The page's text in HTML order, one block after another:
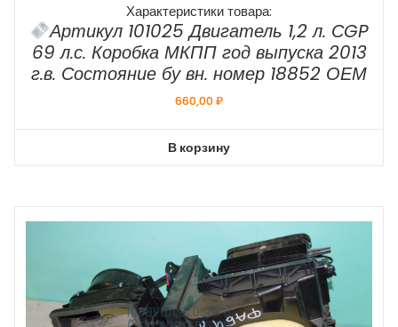
Характеристики товара:
Артикул 101025 Двигатель 1,2 л. СGP
69 л.с. Коробка МКПП год выпуска 2013
г.в. Состояние бу вн. номер 18852 ОЕМ
660,00₽
В корзину